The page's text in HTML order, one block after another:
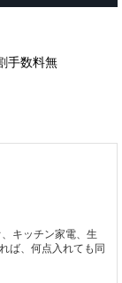
手数料無
キッチン家電、生
ば、何点入れても同